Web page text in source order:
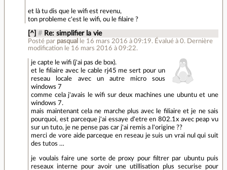
et là tu dis que le wifi est revenu,
ton probleme c'est le wifi, ou le filaire ?
[^] # Re: simplifier la vie
Posté par pasqual le 16 mars 2016 à 09:19. Évalué à0.
Dernière
modification le 16 mars 2016 à 09:22.
je capte le wifi (j'ai pas de box).
et le filiaire avec le cable rj45 me sert pour un
reseau locale avec un autre micro sous
windows 7
comme cela j'avais le wifi sur deux machines une ubuntu et une
windows 7.
mais maintenant cela ne marche plus avec le filiaire et je ne sais
pourquoi, est parceque j'ai essaye d'etre en 802.1x avec peap vu
sur un tuto, je ne pense pas car j'ai remis a l'origine ??
merci de vore aide parceque en reseau je suis un vrai nul qui suit
des tutos …
je voulais faire une sorte de proxy pour filtrer par ubuntu puis
reseaux interne pour avoir une utillisation plus securise pour